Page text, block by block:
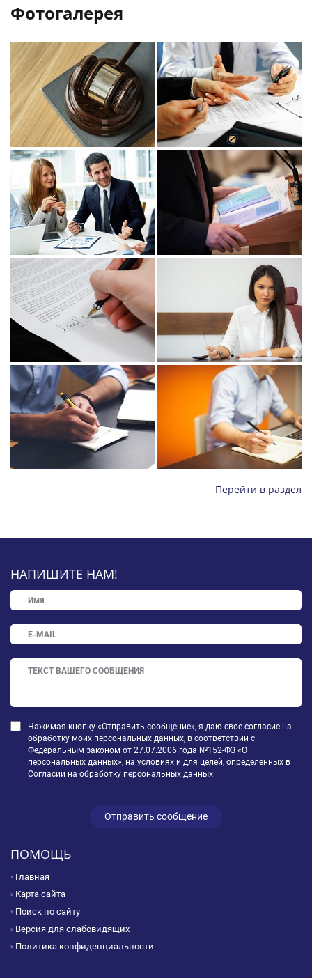
Фотогалерея
Перейти в раздел
НАПИШИТЕ НАМ!
Нажимая кнопку «Отправить сообщение», я даю свое согласие на
обработку моих персональных данных, в соответствии с
Федеральным законом от 27.07.2006 года №152-ФЗ «О
персональных данных», на условиях и для целей, определенных в
Согласии на обработку персональных данных
ПОМОЩЬ
Главная
Карта сайта
Поиск по сайту
Версия для слабовидящих
Политика конфиденциальности